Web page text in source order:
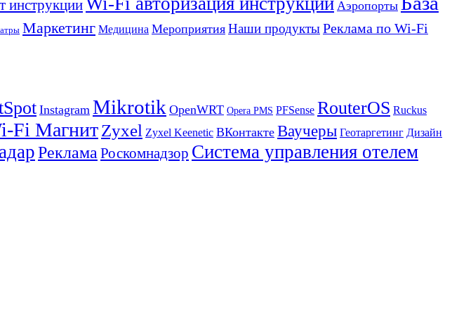
инструкции Аэропорты
Маркетинг Медицина Мероприятия Наши продуктыРеклама по Wi-Fi
Instagram Mikrotik OpenWRT Opera PMS PFSense RouterOS Ruckus
Fi МагнитZyxel Zyxel Keenetic ВКонтакте Ваучеры Геотаргетинг Дизайн
Реклама Роскомнадзор Система управления отелем